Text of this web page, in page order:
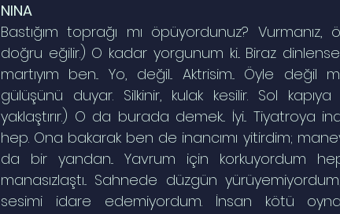
NINA
Bastığım toprağı mı öpüyordunuz?
doğru eğilir.) O kadar yorgunum ki... Biraz
martıyım ben... Yo, değil... Aktrisim... Öyle değil
gülüşünü duyar. Silkinir, kulak kesilir. Sol
yaklaştırır.) O da burada demek... İyi... Tiyatroya
hep. Ona bakarak ben de inancımı yitirdim;
da bir yandan... Yavrum için korkuyordum
manasızlaştı... Sahnede düzgün
sesimi idare edemiyordum. İnsan kötü